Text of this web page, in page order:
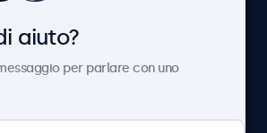
aiuto?
per parlare con uno